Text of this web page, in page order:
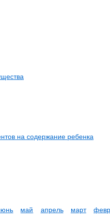
на содержание ребенка
май апрель март